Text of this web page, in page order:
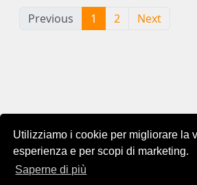
Utilizziamo i cookie per migliorare la
esperienza e per scopi di marketing.
Saperne di più
Previous 1 2 Next